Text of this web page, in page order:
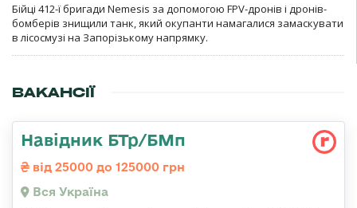
Бійці 412-ї бригади Nemesis за допомогою FPV-дронів і дронів-
бомберів знищили танк, який окупанти намагалися замаскувати
в лісосмузі на Запорізькому напрямку.
ВАКАНСІЇ
Навідник БТр/БМп
від 25000 до 125000 грн
Вся Україна